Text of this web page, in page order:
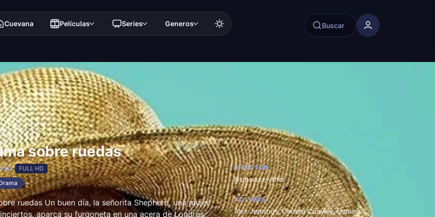
Cuevana Películas Series Generos Buscar
sobre ruedas
FULL HD
ruedas Un buen día, la señorita Shepherd, una mujer
aparca su furgoneta en una acera de Londres,
DIRECTOR
Nicholas Hytner
ACTORES
Alex Jennings,Dermot Crowley,Dominic